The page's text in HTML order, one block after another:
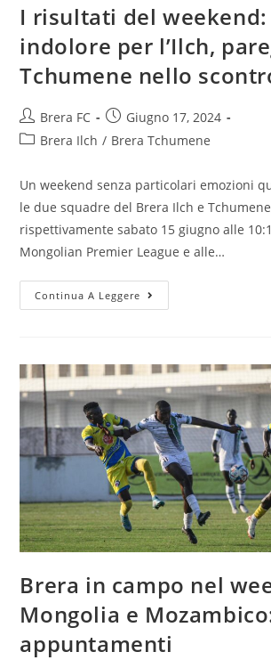
I risultati del
indolore per l’Ilch,
Tchumene nello
Brera FC
Giugno 17, 2024
Brera Ilch / Brera Tchumene
Un weekend senza particolari emozioni
le due squadre del Brera Ilch e
rispettivamente sabato 15 giugno alle
Mongolian Premier League e alle…
Continua A Leggere
Brera in campo nel
Mongolia e
appuntamenti